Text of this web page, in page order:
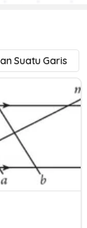
Suatu Garis